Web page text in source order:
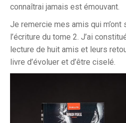
connaîtrai jamais est émouvant.
Je remercie mes amis qui m’ont
l’écriture du tome 2. J’ai
lecture de huit amis et leurs
livre d’évoluer et d’être ciselé.